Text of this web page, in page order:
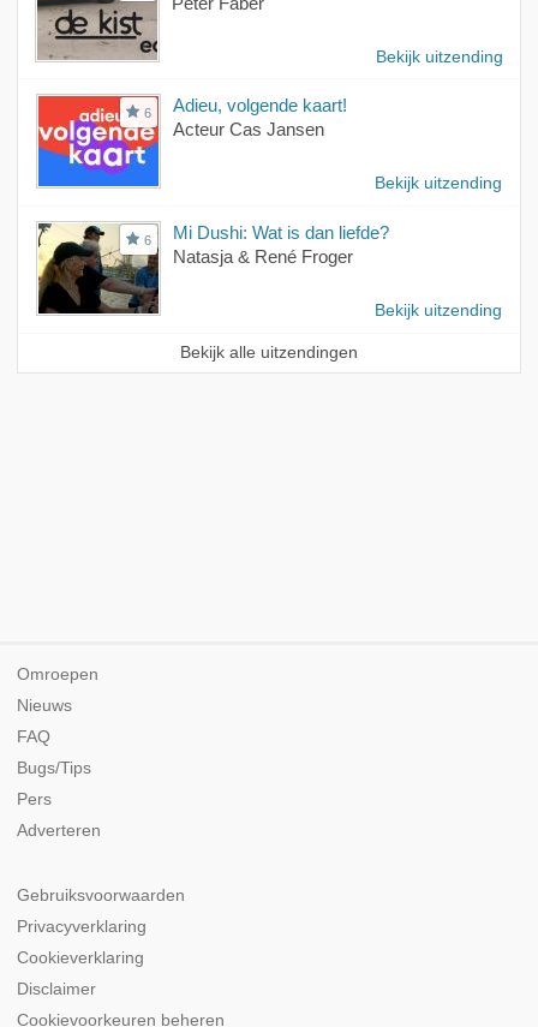
Bekijk uitzending
6
Adieu, volgende kaart!
Acteur Cas Jansen
Bekijk uitzending
6
Mi Dushi: Wat is dan liefde?
Natasja & René Froger
Bekijk uitzending
Bekijk alle uitzendingen
Omroepen
Nieuws
FAQ
Bugs/Tips
Pers
Adverteren
Gebruiksvoorwaarden
Privacyverklaring
Cookieverklaring
Disclaimer
Cookievoorkeuren beheren